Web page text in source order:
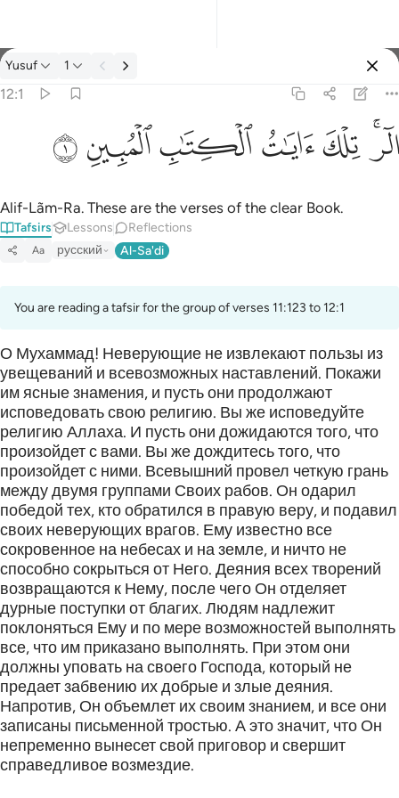
Tafsir: Yusuf 12:1
Yusuf 1
12:1
الر تلك ايات الكتاب المبين ١
الٓر ۚ تِلْكَ ءَايَـٰتُ ٱلْكِتَـٰبِ ٱلْمُبِينِ ١
ﲒﲓﲔﲕﲖﲗﲘ
Alif-Lãm-Ra. These are the verses of the clear Book.
Tafsirs Lessons Reflections
Aa русский Al-Sa'di
You are reading a tafsir for the group of verses 11:123 to 12:1
О Мухаммад! Неверующие не извлекают пользы из
увещеваний и всевозможных наставлений. Покажи
им ясные знамения, и пусть они продолжают
исповедовать свою религию. Вы же исповедуйте
религию Аллаха. И пусть они дожидаются того, что
произойдет с вами. Вы же дождитесь того, что
произойдет с ними. Всевышний провел четкую грань
между двумя группами Своих рабов. Он одарил
победой тех, кто обратился в правую веру, и подавил
своих неверующих врагов. Ему известно все
сокровенное на небесах и на земле, и ничто не
способно сокрыться от Него. Деяния всех творений
возвращаются к Нему, после чего Он отделяет
дурные поступки от благих. Людям надлежит
поклоняться Ему и по мере возможностей выполнять
все, что им приказано выполнять. При этом они
должны уповать на своего Господа, который не
предает забвению их добрые и злые деяния.
Напротив, Он объемлет их своим знанием, и все они
записаны письменной тростью. А это значит, что Он
непременно вынесет свой приговор и свершит
справедливое возмездие.